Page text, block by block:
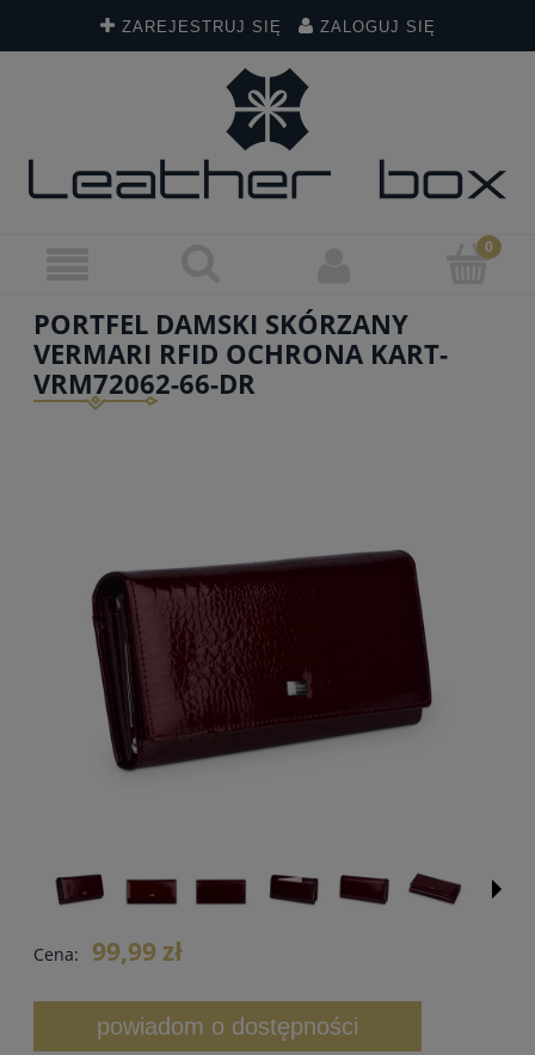
ZAREJESTRUJ SIĘ ZALOGUJ SIĘ
PORTFEL DAMSKI SKÓRZANY
VERMARI RFID OCHRONA KART-
VRM72062-66-DR
Cena: 99,99 zł
powiadom o dostępności